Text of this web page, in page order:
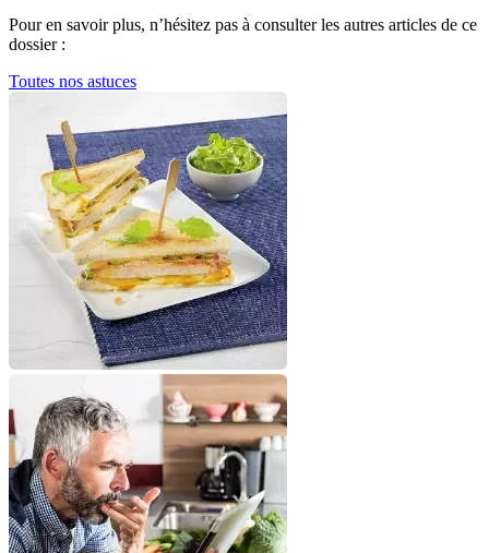
Pour en savoir plus, n’hésitez pas à consulter les autres articles de ce
dossier :
Toutes nos astuces